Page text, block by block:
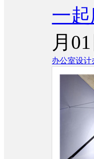
一
月01
办公室设计